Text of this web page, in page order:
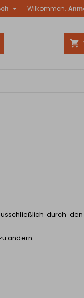
Wilkommen,

shopping_cart
durch
ändern.